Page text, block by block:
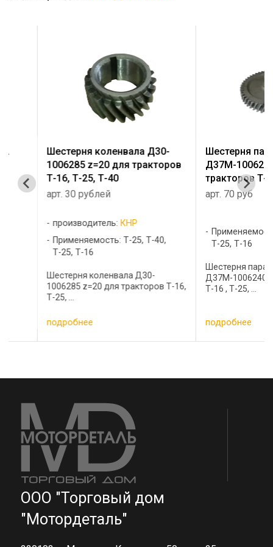
Шестерня коленвала Д30-
1006285 z=20 для тракторов
Т-16, Т-25, Т-40
арт. 30 рублей
производитель:КНР
Применяемость: Т-25, Т-40,
Т-25, Т-16
Шестерня коленвала Д30-
1006285 z=20 для тракторов Т-16,
Т-25, ...
подробнее
Шестерня
Д37М-1006240 для
тракторов Т-16 ,
арт. 70 руб
Применяемость: Т-
Т-25, Т-16
Шестерня паразитная
Д37М-1006240 для
Т-16 , Т-25, ...
подробнее
ООО "Торговый дом
"Мотордеталь"